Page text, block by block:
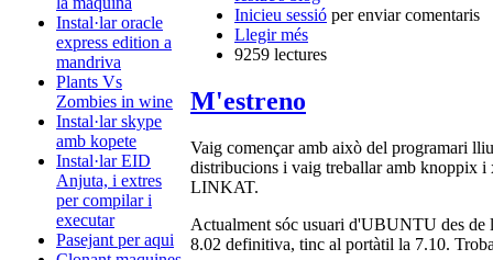
Instal·lar oracle
express edition a
mandriva
Plants Vs
Zombies in wine
Instal·lar skype
amb kopete
Instal·lar EID
Anjuta, i extres
per compilar i
executar
Pasejant per aqui
Inicieu sessió per enviar comentaris
Llegir més
9259 lectures
M'estreno
Vaig començar amb això del programari
distribucions i vaig treballar amb knoppix
LINKAT.
Actualment sóc usuari d'UBUNTU des de
8.02 definitiva, tinc al portàtil la 7.10.